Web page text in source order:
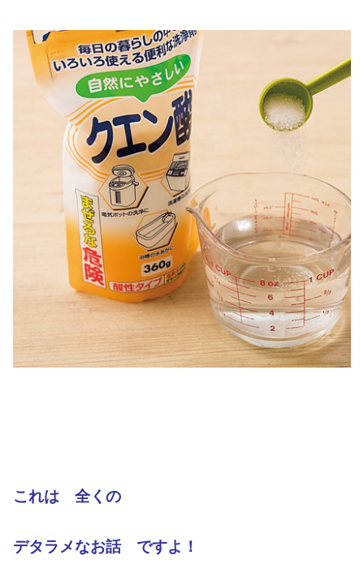
これは 全くの
デタラメなお話 ですよ！